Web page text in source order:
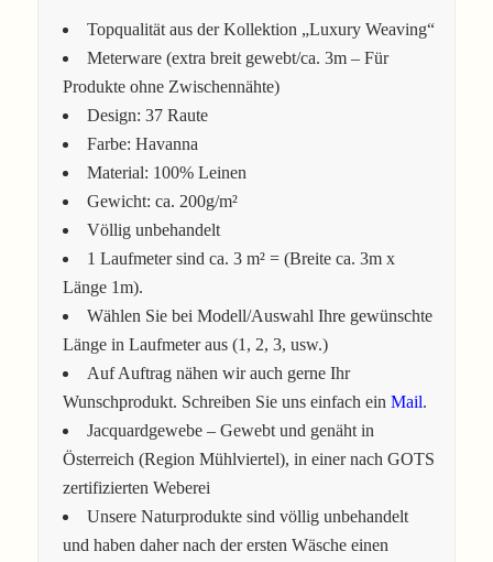
Topqualität aus der Kollektion „Luxury Weaving“
Meterware (extra breit gewebt/ca. 3m – Für
Produkte ohne Zwischennähte)
Design: 37 Raute
Farbe: Havanna
Material: 100% Leinen
Gewicht: ca. 200g/m²
Völlig unbehandelt
1 Laufmeter sind ca. 3 m² = (Breite ca. 3m x
Länge 1m).
Wählen Sie bei Modell/Auswahl Ihre gewünschte
Länge in Laufmeter aus (1, 2, 3, usw.)
Auf Auftrag nähen wir auch gerne Ihr
Wunschprodukt. Schreiben Sie uns einfach ein Mail.
Jacquardgewebe – Gewebt und genäht in
Österreich (Region Mühlviertel), in einer nach GOTS
zertifizierten Weberei
Unsere Naturprodukte sind völlig unbehandelt
und haben daher nach der ersten Wäsche einen